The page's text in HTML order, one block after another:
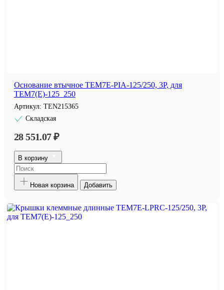
Основание втычное TEM7E-PIA-125/250, 3P, для
TEM7(E)-125_250
Артикул: TEN215365
Складская
28 551.07 ₽
В корзину
Новая корзина Добавить